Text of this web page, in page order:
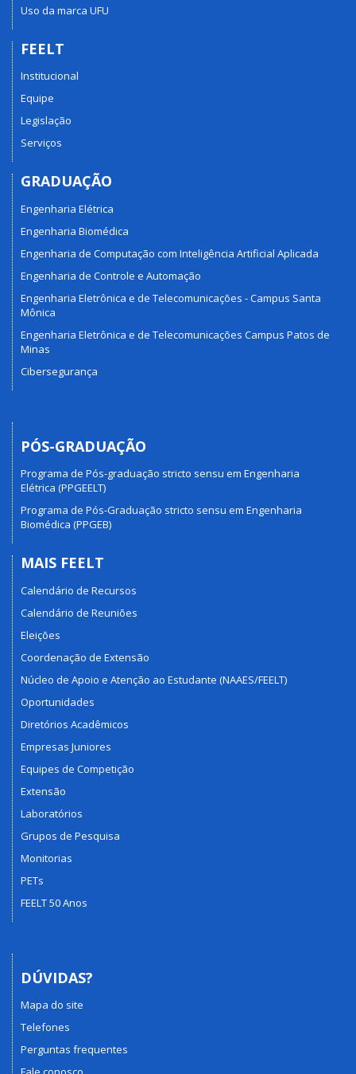
Uso da marca UFU
FEELT
Institucional
Equipe
Legislação
Serviços
GRADUAÇÃO
Engenharia Elétrica
Engenharia Biomédica
Engenharia de Computação com Inteligência Artificial Aplicada
Engenharia de Controle e Automação
Engenharia Eletrônica e de Telecomunicações - Campus Santa
Mônica
Engenharia Eletrônica e de Telecomunicações Campus Patos de
Minas
Cibersegurança
PÓS-GRADUAÇÃO
Programa de Pós-graduação stricto sensu em Engenharia
Elétrica (PPGEELT)
Programa de Pós-Graduação stricto sensu em Engenharia
Biomédica (PPGEB)
MAIS FEELT
Calendário de Recursos
Calendário de Reuniões
Eleições
Coordenação de Extensão
Núcleo de Apoio e Atenção ao Estudante (NAAES/FEELT)
Oportunidades
Diretórios Acadêmicos
Empresas Juniores
Equipes de Competição
Extensão
Laboratórios
Grupos de Pesquisa
Monitorias
PETs
FEELT 50 Anos
DÚVIDAS?
Mapa do site
Telefones
Perguntas frequentes